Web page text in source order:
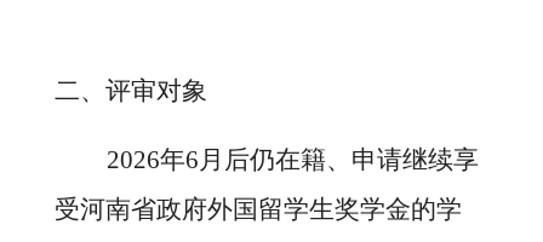
二、评审对象
2026年6月后仍在籍、申请继续享
受河南省政府外国留学生奖学金的学